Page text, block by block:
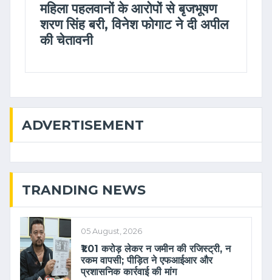
महिला पहलवानों के आरोपों से बृजभूषण
शरण सिंह बरी, विनेश फोगाट ने दी अपील
की चेतावनी
ADVERTISEMENT
TRANDING NEWS
05 August, 2026
₹1.01 करोड़ लेकर न जमीन की रजिस्ट्री, न
रकम वापसी; पीड़ित ने एफआईआर और
प्रशासनिक कार्रवाई की मांग